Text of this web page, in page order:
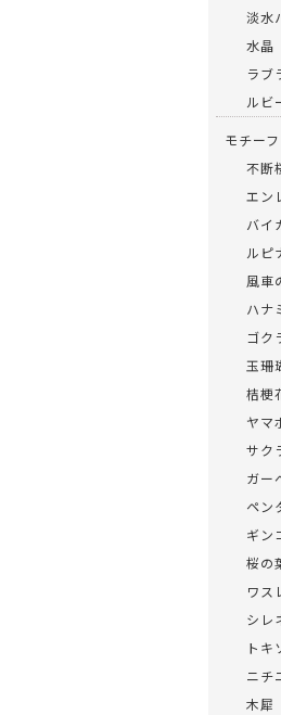
淡水
水晶
ラブ
ルビ
モチーフ
不断
エン
バイ
ルピ
風車
ハナ
ゴク
玉珊
桔梗
ヤマ
サク
ガー
ペン
ギン
桜の
ワス
シレ
トキ
ニチ
木犀